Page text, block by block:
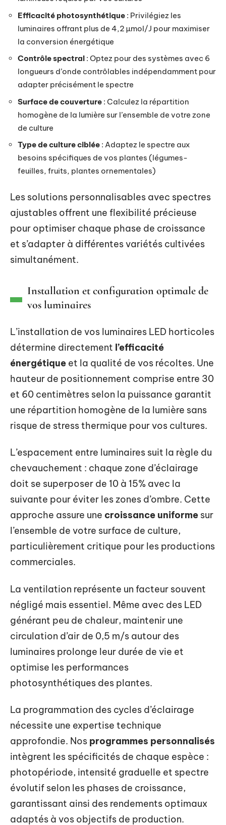
Efficacité photosynthétique : Privilégiez les
luminaires offrant plus de 4,2 µmol/J pour maximiser
la conversion énergétique
Contrôle spectral : Optez pour des systèmes avec 6
longueurs d’onde contrôlables indépendamment pour
adapter précisément le spectre
Surface de couverture : Calculez la répartition
homogène de la lumière sur l’ensemble de votre zone
de culture
Type de culture ciblée : Adaptez le spectre aux
besoins spécifiques de vos plantes (légumes-
feuilles, fruits, plantes ornementales)
Les solutions personnalisables avec spectres
ajustables offrent une flexibilité précieuse
pour optimiser chaque phase de croissance
et s’adapter à différentes variétés cultivées
simultanément.
Installation et configuration optimale de
vos luminaires
L’installation de vos luminaires LED horticoles
détermine directement l’efficacité
énergétique et la qualité de vos récoltes. Une
hauteur de positionnement comprise entre 30
et 60 centimètres selon la puissance garantit
une répartition homogène de la lumière sans
risque de stress thermique pour vos cultures.
L’espacement entre luminaires suit la règle du
chevauchement : chaque zone d’éclairage
doit se superposer de 10 à 15% avec la
suivante pour éviter les zones d’ombre. Cette
approche assure une croissance uniforme sur
l’ensemble de votre surface de culture,
particulièrement critique pour les productions
commerciales.
La ventilation représente un facteur souvent
négligé mais essentiel. Même avec des LED
générant peu de chaleur, maintenir une
circulation d’air de 0,5 m/s autour des
luminaires prolonge leur durée de vie et
optimise les performances
photosynthétiques des plantes.
La programmation des cycles d’éclairage
nécessite une expertise technique
approfondie. Nos programmes personnalisés
intègrent les spécificités de chaque espèce :
photopériode, intensité graduelle et spectre
évolutif selon les phases de croissance,
garantissant ainsi des rendements optimaux
adaptés à vos objectifs de production.